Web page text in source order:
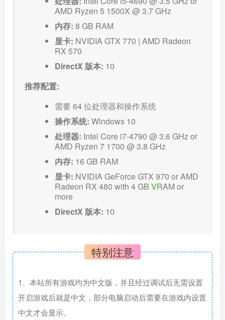
AMD Ryzen 5 1500X @ 3.7 GHz
内存: 8 GB RAM
显卡: NVIDIA GTX 770 | AMD Radeon
RX 570
DirectX 版本: 10
推荐配置:
需要 64 位处理器和操作系统
操作系统: Windows 10
处理器: Intel Core i7-4790 @ 3.6 GHz or
AMD Ryzen 7 1700 @ 3.8 GHz
内存: 16 GB RAM
显卡: NVIDIA GeForce GTX 970 or AMD
Radeon RX 480 with 4 GB VRAM or
more
DirectX 版本: 10
特别注意
1、本站所有游戏均为中文版，并且经过调试后无需设置
开启游戏后就是中文，部分电脑启动后需要在游戏内设置
中文才会显示。